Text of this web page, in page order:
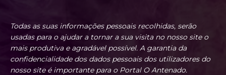
Todas as suas informações pessoais recolhidas, serão
usadas para o ajudar a tornar a sua visita no nosso site o
mais produtiva e agradável possível. A garantia da
confidencialidade dos dados pessoais dos utilizadores do
nosso site é importante para o Portal O Antenado.